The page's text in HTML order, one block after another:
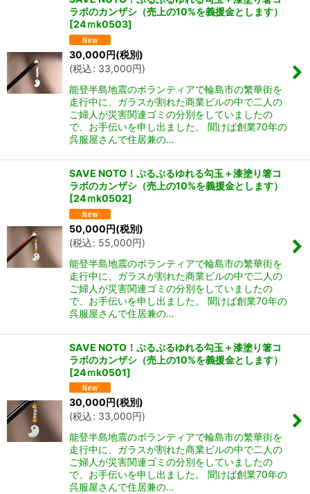
ラボのカンザシ（売上の10%を義援金とします）
[24ｍk0503]
30,000円(税別)
(税込: 33,000円)
能登半島地震のボランティアで輪島市の繁華街を
走行中に、ガラスが割れた商業ビルの中で二人の
ご婦人が災害関連ゴミの分別をしていましたの
で、お手伝いを申し出ました。 聞けば創業70年の
呉服屋さんで住居兼の…
SAVE NOTO！ぷるぷるゆれる勾玉＋漆塗り箸コ
ラボのカンザシ（売上の10%を義援金とします）
[24ｍk0502]
50,000円(税別)
(税込: 55,000円)
能登半島地震のボランティアで輪島市の繁華街を
走行中に、ガラスが割れた商業ビルの中で二人の
ご婦人が災害関連ゴミの分別をしていましたの
で、お手伝いを申し出ました。 聞けば創業70年の
呉服屋さんで住居兼の…
SAVE NOTO！ぷるぷるゆれる勾玉＋漆塗り箸コ
ラボのカンザシ（売上の10%を義援金とします）
[24ｍk0501]
30,000円(税別)
(税込: 33,000円)
能登半島地震のボランティアで輪島市の繁華街を
走行中に、ガラスが割れた商業ビルの中で二人の
ご婦人が災害関連ゴミの分別をしていましたの
で、お手伝いを申し出ました。 聞けば創業70年の
呉服屋さんで住居兼の…